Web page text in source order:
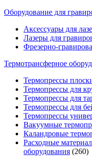
Оборудование для
Аксессуары для
Лазеры для
Фрезерно-
Термотрансферное
Термопрессы
Термопрессы для
Термопрессы для
Термопрессы для
Термопрессы
Вакуумные
Каландровые
Расходные
оборудования (260)